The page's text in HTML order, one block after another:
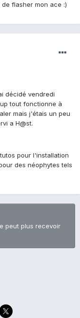
flasher mon ace :)
décidé vendredi
tout fonctionne à
mais j'étais un peu
a H@st.
pour l'installation
des néophytes tels
peut plus recevoir